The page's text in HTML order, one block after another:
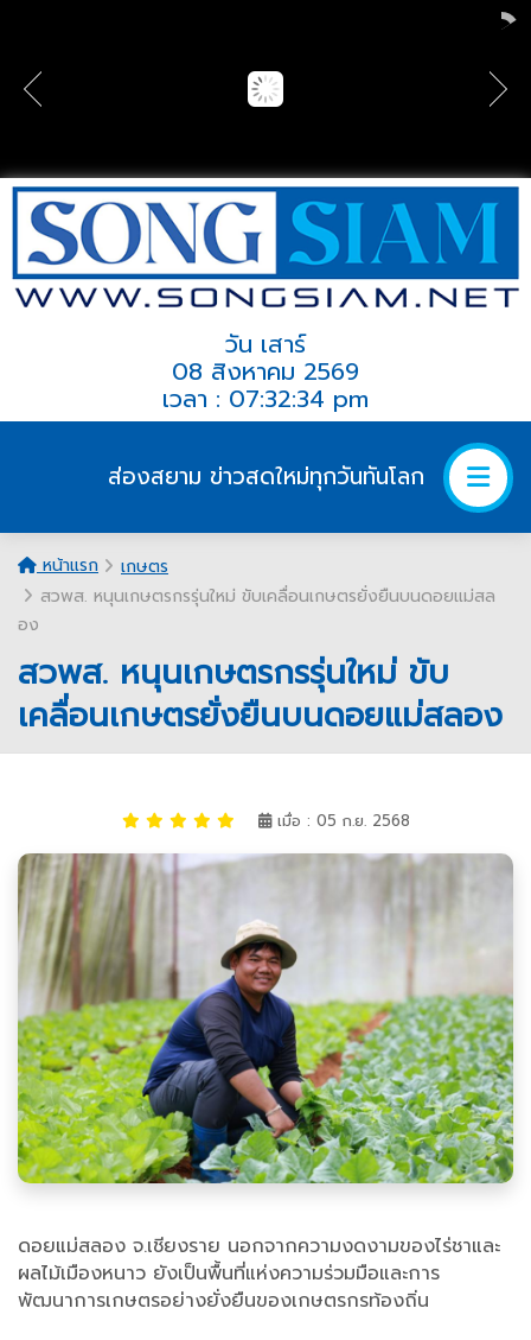
วัน เสาร์
08 สิงหาคม 2569
เวลา : 07:32:34 pm
ส่องสยาม ข่าวสดใหม่ทุกวันทันโลก
หน้าแรก
เกษตร
สวพส. หนุนเกษตรกรรุ่นใหม่ ขับเคลื่อนเกษตรยั่งยืนบนดอยแม่สล
อง
สวพส. หนุนเกษตรกรรุ่นใหม่ ขับ
เคลื่อนเกษตรยั่งยืนบนดอยแม่สลอง
เมื่อ : 05 ก.ย. 2568
ดอยแม่สลอง จ.เชียงราย นอกจากความงดงามของไร่ชาและ
ผลไม้เมืองหนาว ยังเป็นพื้นที่แห่งความร่วมมือและการ
พัฒนาการเกษตรอย่างยั่งยืนของเกษตรกรท้องถิ่น